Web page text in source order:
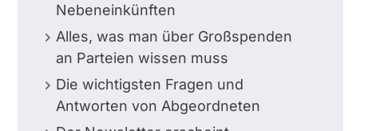
Nebeneinkünften
Alles, was man über Großspenden
an Parteien wissen muss
Die wichtigsten Fragen und
Antworten von Abgeordneten